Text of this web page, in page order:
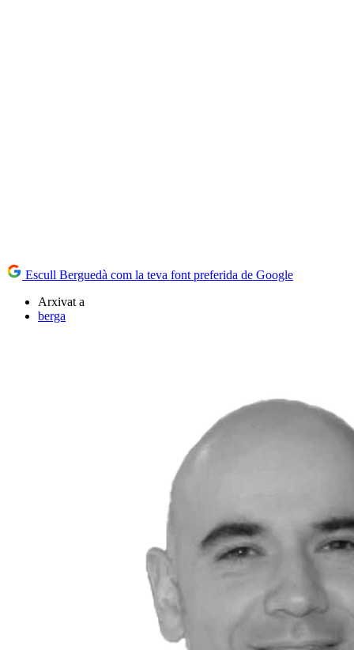
Escull Berguedà com la teva font preferida de Google
Arxivat a
berga